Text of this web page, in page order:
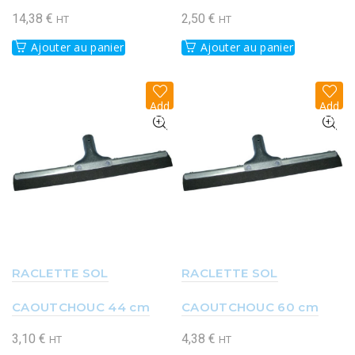
14,38 € HT
Ajouter au panier
2,50 € HT
Ajouter au panier
Add
to
wish
RACLETTE SOL
CAOUTCHOUC 44 cm
3,10 € HT
Add
to
wish
RACLETTE SOL
CAOUTCHOUC 60 cm
4,38 € HT